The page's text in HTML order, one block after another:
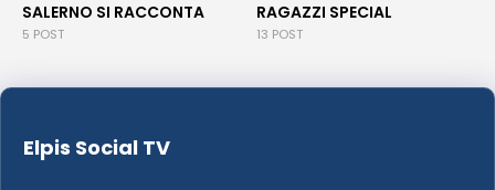
SALERNO SI RACCONTA
5 POST
RAGAZZI SPECIAL
13 POST
Elpis Social TV